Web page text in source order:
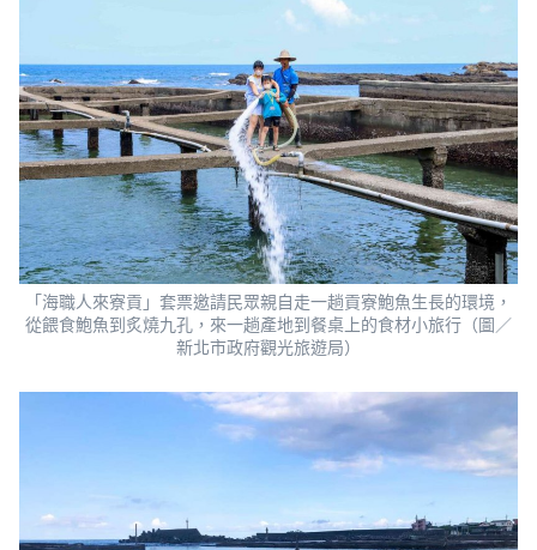
「海職人來寮貢」套票邀請民眾親自走一趟貢寮鮑魚生長的環境，
從餵食鮑魚到炙燒九孔，來一趟產地到餐桌上的食材小旅行（圖／
新北市政府觀光旅遊局）